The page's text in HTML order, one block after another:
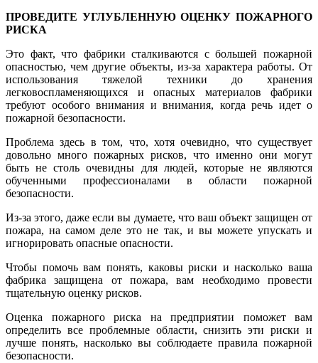
ПРОВЕДИТЕ УГЛУБЛЕННУЮ ОЦЕНКУ ПОЖАРНОГО
РИСКА
Это факт, что фабрики сталкиваются с большей пожарной
опасностью, чем другие объекты, из-за характера работы. От
использования тяжелой техники до хранения
легковоспламеняющихся и опасных материалов фабрики
требуют особого внимания и внимания, когда речь идет о
пожарной безопасности.
Проблема здесь в том, что, хотя очевидно, что существует
довольно много пожарных рисков, что именно они могут
быть не столь очевидны для людей, которые не являются
обученными профессионалами в области пожарной
безопасности.
Из-за этого, даже если вы думаете, что ваш объект защищен от
пожара, на самом деле это не так, и вы можете упускать и
игнорировать опасные опасности.
Чтобы помочь вам понять, каковы риски и насколько ваша
фабрика защищена от пожара, вам необходимо провести
тщательную оценку рисков.
Оценка пожарного риска на предприятии поможет вам
определить все проблемные области, снизить эти риски и
лучше понять, насколько вы соблюдаете правила пожарной
безопасности.